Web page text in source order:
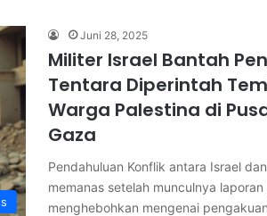
Juni 28, 2025
Militer Israel Bantah
Tentara Diperintah
Warga Palestina di
Gaza
Pendahuluan Konflik antara Israel
memanas setelah munculnya laporan
menghebohkan mengenai